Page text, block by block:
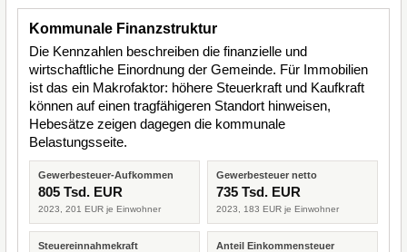
Kommunale Finanzstruktur
Die Kennzahlen beschreiben die finanzielle und
wirtschaftliche Einordnung der Gemeinde. Für Immobilien
ist das ein Makrofaktor: höhere Steuerkraft und Kaufkraft
können auf einen tragfähigeren Standort hinweisen,
Hebesätze zeigen dagegen die kommunale
Belastungsseite.
Gewerbesteuer-Aufkommen
805 Tsd. EUR
2023, 201 EUR je Einwohner
Gewerbesteuer netto
735 Tsd. EUR
2023, 183 EUR je Einwohner
Steuereinnahmekraft Anteil Einkommensteuer